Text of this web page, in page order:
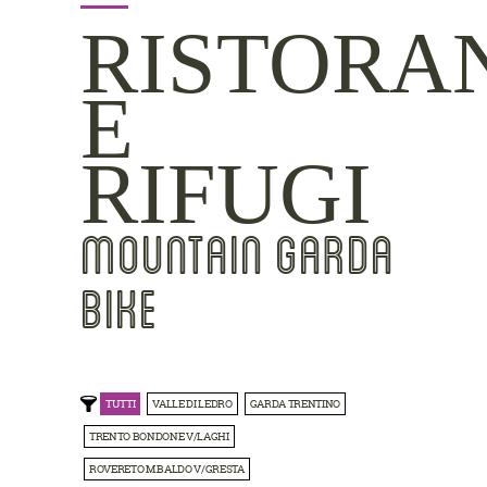
E
RIFUGI
MOUNTAIN GARDA
BIKE
TUTTI VALLE DI LEDRO GARDA TRENTINO
TRENTO BONDONE V/LAGHI
ROVERETO M.BALDO V/GRESTA